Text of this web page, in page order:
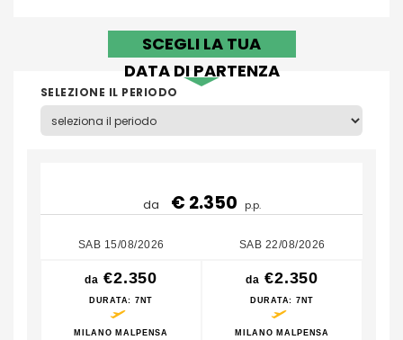
SCEGLI LA TUA
DATA DI PARTENZA
SELEZIONE IL PERIODO
da € 2.350 p.p.
SAB 15/08/2026
da €2.350
DURATA: 7NT
MILANO MALPENSA
SAB 22/08/2026
da €2.350
DURATA: 7NT
MILANO MALPENSA